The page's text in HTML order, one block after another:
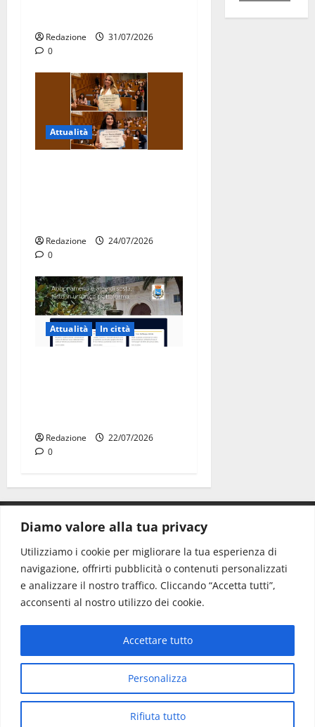
Diamo valore alla tua privacy
Utilizziamo i cookie per migliorare la tua esperienza di
navigazione, offrirti pubblicità o contenuti personalizzati
e analizzare il nostro traffico. Cliccando “Accetta tutti”,
acconsenti al nostro utilizzo dei cookie.
Personalizza
Rifiuta tutto
Accettare tutto
Redazione
31/07/2026
0
Attualità
Redazione
24/07/2026
0
Attualità In città
Redazione
22/07/2026
0
Redazione: redazione@www.martinasera.it
Direttore:direttore@www.martinasera.it
Info & Commerciale:info@www.martinasera.it
Home News Vivere la città EVENTI
Salute
Il Blog del Direttore
Copyright © All rights reserved.